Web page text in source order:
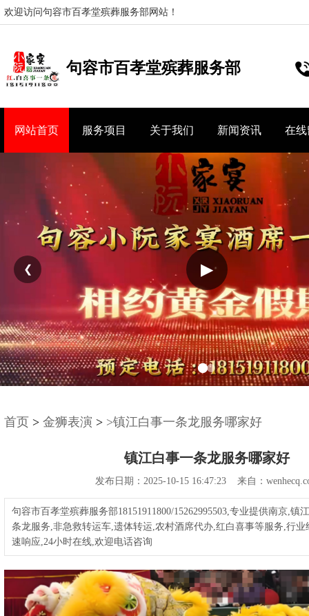
欢迎访问句容市百孝堂殡葬服务部网站！
句容市百孝堂殡葬服务部
网站首页 服务项目 关于我们 新闻资讯 在
▶
❮
首页 > 金狮表演 > >镇江白事一条龙服务哪家好
镇江白事一条龙服务哪家好
发布日期：2025-10-15 16:47:23 来自：
句容市百孝堂殡葬服务部18151911800/15262995503,专业提供南京,镇
条龙服务,非急救转运车,遗体转运,农村酒席代办,红白喜事等服务,行
速响应,24小时在线,欢迎电话咨询